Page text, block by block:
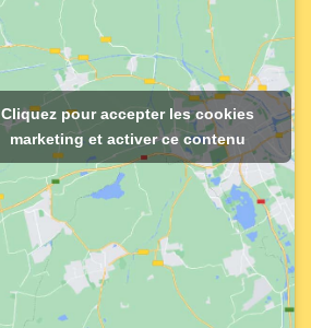
Cliquez pour accepter les cookies
marketing et activer ce contenu